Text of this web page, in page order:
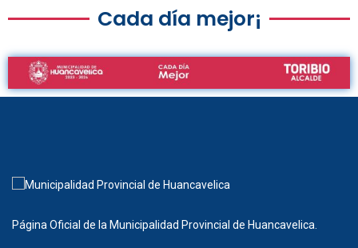
Cada día mejor¡
Página Oficial de la Municipalidad Provincial de Huancavelica.